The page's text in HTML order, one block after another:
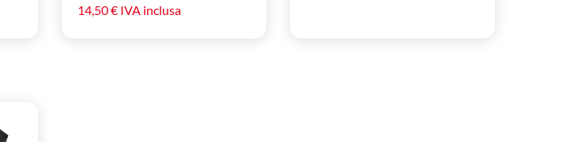
14,50€ IVA inclusa